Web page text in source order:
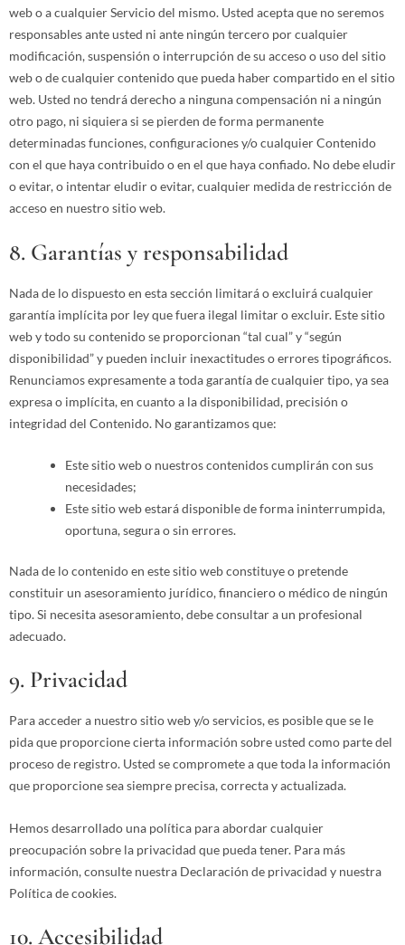
web o a cualquier Servicio del mismo. Usted acepta que no seremos
responsables ante usted ni ante ningún tercero por cualquier
modificación, suspensión o interrupción de su acceso o uso del sitio
web o de cualquier contenido que pueda haber compartido en el sitio
web. Usted no tendrá derecho a ninguna compensación ni a ningún
otro pago, ni siquiera si se pierden de forma permanente
determinadas funciones, configuraciones y/o cualquier Contenido
con el que haya contribuido o en el que haya confiado. No debe eludir
o evitar, o intentar eludir o evitar, cualquier medida de restricción de
acceso en nuestro sitio web.
8. Garantías y responsabilidad
Nada de lo dispuesto en esta sección limitará o excluirá cualquier
garantía implícita por ley que fuera ilegal limitar o excluir. Este sitio
web y todo su contenido se proporcionan “tal cual” y “según
disponibilidad” y pueden incluir inexactitudes o errores tipográficos.
Renunciamos expresamente a toda garantía de cualquier tipo, ya sea
expresa o implícita, en cuanto a la disponibilidad, precisión o
integridad del Contenido. No garantizamos que:
Este sitio web o nuestros contenidos cumplirán con sus
necesidades;
Este sitio web estará disponible de forma ininterrumpida,
oportuna, segura o sin errores.
Nada de lo contenido en este sitio web constituye o pretende
constituir un asesoramiento jurídico, financiero o médico de ningún
tipo. Si necesita asesoramiento, debe consultar a un profesional
adecuado.
9. Privacidad
Para acceder a nuestro sitio web y/o servicios, es posible que se le
pida que proporcione cierta información sobre usted como parte del
proceso de registro. Usted se compromete a que toda la información
que proporcione sea siempre precisa, correcta y actualizada.
Hemos desarrollado una política para abordar cualquier
preocupación sobre la privacidad que pueda tener. Para más
información, consulte nuestra Declaración de privacidad y nuestra
Política de cookies.
10. Accesibilidad